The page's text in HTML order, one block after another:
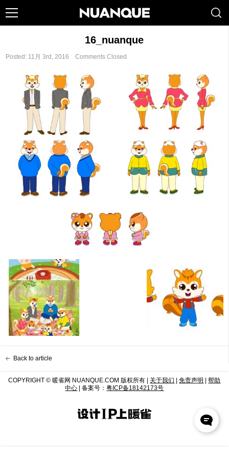
16_nuanque
Posted: 11月 3rd, 2016 ˑ Comments Closed
Back to article
COPYRIGHT © 暖雀网 NUANQUE.COM 版权所有 | 关于我们 |免责声明 |帮助
中心 | 备案号：粤ICP备18142173号